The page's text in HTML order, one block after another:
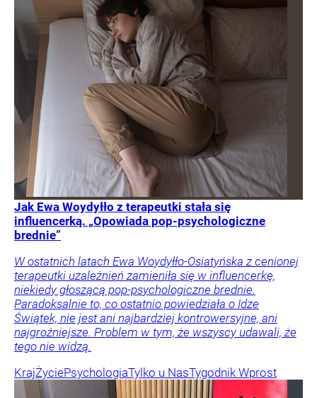
Jak Ewa Woydyłło z terapeutki stała się
influencerką. „Opowiada pop-psychologiczne
brednie”
W ostatnich latach Ewa Woydyłło-Osiatyńska z cenionej
terapeutki uzależnień zamieniła się w influencerkę,
niekiedy głoszącą pop-psychologiczne brednie.
Paradoksalnie to, co ostatnio powiedziała o Idze
Świątek, nie jest ani najbardziej kontrowersyjne, ani
najgroźniejsze. Problem w tym, że wszyscy udawali, że
tego nie widzą.
KrajŻyciePsychologiaTylko u NasTygodnik Wprost